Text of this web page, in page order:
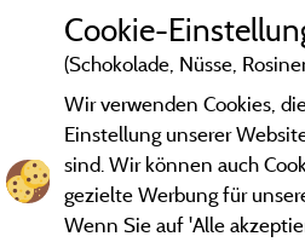
vous demander de quitter
votre séjour. La sécurité et le
visiteurs restent notre
et Ellen
Bewertungen, die nicht älter als drei
Cookie-
(Schokolade, Nüsse,
Wir verwenden Cookies,
Einstellung unserer
sind. Wir können auch
gezielte Werbung für
Wenn Sie auf 'Alle